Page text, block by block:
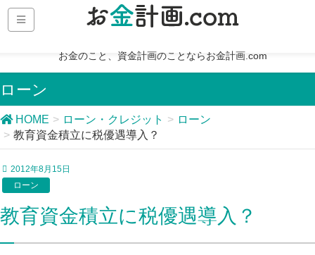
お金のこと、資金計画のことならお金計画.com
ローン
HOME ローン・クレジット
ローン
教育資金積立に税優遇導入？
2012年8月15日
ローン
教育資金積立に税優遇導入？